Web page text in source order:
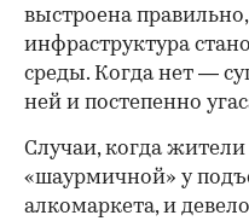
выстроена
инфраструктура
среды. Когда нет —
ней и постепенно
Случаи, когда
«шаурмичной» у
алкомаркета, и